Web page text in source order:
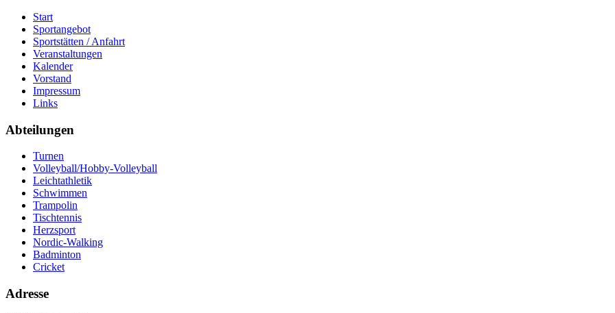
Start
Sportangebot
Sportstätten / Anfahrt
Veranstaltungen
Kalender
Vorstand
Impressum
Links
Abteilungen
Turnen
Volleyball/Hobby-Volleyball
Leichtathletik
Schwimmen
Trampolin
Tischtennis
Herzsport
Nordic-Walking
Badminton
Cricket
Adresse